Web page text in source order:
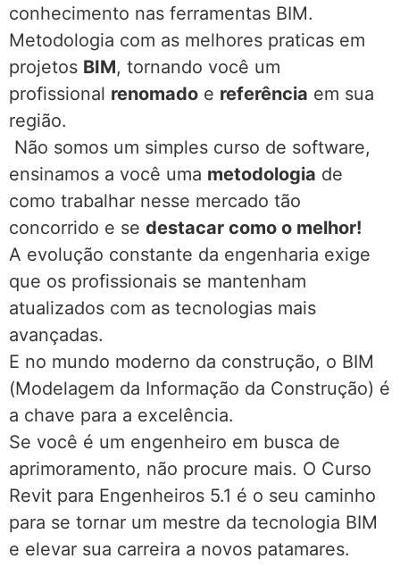
conhecimento nas ferramentas BIM.
Metodologia com as melhores praticas em
projetos BIM, tornando você um
profissional renomado e referência em sua
região.
Não somos um simples curso de software,
ensinamos a você uma metodologia de
como trabalhar nesse mercado tão
concorrido e se destacar como o melhor!
A evolução constante da engenharia exige
que os profissionais se mantenham
atualizados com as tecnologias mais
avançadas.
E no mundo moderno da construção, o BIM
(Modelagem da Informação da Construção) é
a chave para a excelência.
Se você é um engenheiro em busca de
aprimoramento, não procure mais. O Curso
Revit para Engenheiros 5.1 é o seu caminho
para se tornar um mestre da tecnologia BIM
e elevar sua carreira a novos patamares.